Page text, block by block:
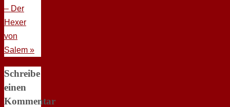
– Der
Hexer
von
Salem »
Schreibe
einen
Kommentar